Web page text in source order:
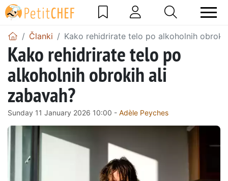
Članki Kako rehidrirate telo po alkoholnih
Kako rehidrirate telo po
alkoholnih obrokih ali
zabavah?
Sunday 11 January 2026 10:00 - Adèle Peyches